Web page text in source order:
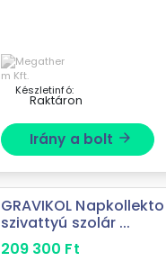
Készletinfó:
Raktáron
Irány a bolt arrow_forward
GRAVIKOL
szivattyú szolár ...
209 300 Ft